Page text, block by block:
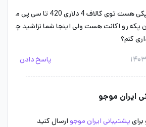
سلام خسته نباشید یه پکی هست توی کالاف 4 دلاری 420 تا سی پی م
پکه رو اکانت هست ولی اینجا شما نزاشید چ
کنم؟
پاسخ دادن
ایران موجو
پشتیبانی ایران موجو ارسال کنید